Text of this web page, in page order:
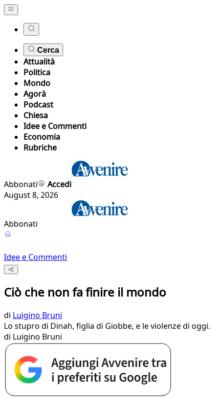
Cerca
Attualità
Politica
Mondo
Agorà
Podcast
Chiesa
Idee e Commenti
Economia
Rubriche
Abbonati
Accedi
August 8, 2026
Abbonati
Idee e Commenti
Ciò che non fa finire il mondo
di Luigino Bruni
Lo stupro di Dinah, figlia di Giobbe, e le violenze di oggi.
di Luigino Bruni